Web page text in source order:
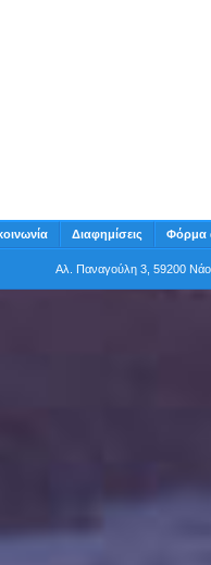
Διαφημίσεις Φόρμα
Αλ. Παναγούλη 3, 59200